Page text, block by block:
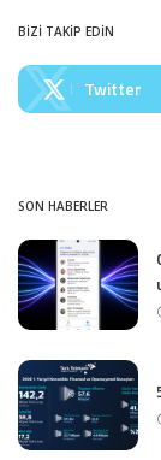
BİZİ TAKİP EDİN
Twitter
SON HABERLER